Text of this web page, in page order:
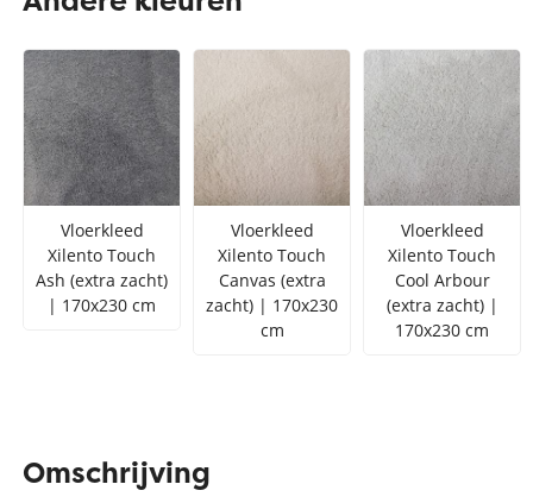
Vloerkleed zwart wit
Toon alles Kleuren
Toon alles Soorten
Toon alles Afmetingen
Toon alles Merken
Vloerkleed
Xilento Touch
Ash (extra zacht)
| 170x230 cm
Vloerkleed
Xilento Touch
Canvas (extra
zacht) | 170x230
cm
Vloerkleed
Xilento Touch
Cool Arbour
(extra zacht) |
170x230 cm
Omschrijving